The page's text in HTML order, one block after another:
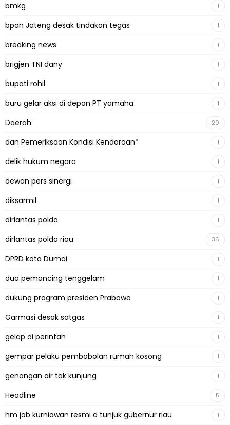
bmkg 1
bpan Jateng desak tindakan tegas 1
breaking news 1
brigjen TNI dany 1
bupati rohil 1
buru gelar aksi di depan PT yamaha 1
Daerah 20
dan Pemeriksaan Kondisi Kendaraan* 1
delik hukum negara 1
dewan pers sinergi 1
diksarmil 1
dirlantas polda 1
dirlantas polda riau 36
DPRD kota Dumai 1
dua pemancing tenggelam 1
dukung program presiden Prabowo 1
Garmasi desak satgas 1
gelap di perintah 1
gempar pelaku pembobolan rumah kosong 1
genangan air tak kunjung 1
Headline 5
hm job kurniawan resmi d tunjuk gubernur riau 1